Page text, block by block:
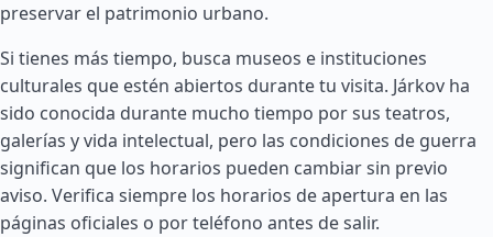
preservar el patrimonio urbano.
Si tienes más tiempo, busca museos e instituciones
culturales que estén abiertos durante tu visita. Járkov ha
sido conocida durante mucho tiempo por sus teatros,
galerías y vida intelectual, pero las condiciones de guerra
significan que los horarios pueden cambiar sin previo
aviso. Verifica siempre los horarios de apertura en las
páginas oficiales o por teléfono antes de salir.